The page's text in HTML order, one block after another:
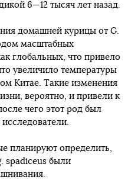
6—12 тысяч лет назад.
домашней курицы от G.
масштабных
глобальных, что привело
увеличило температуры
Китае. Такие изменения
вероятно, и привели к
чего этот род был
планируют определить,
spadiceus были